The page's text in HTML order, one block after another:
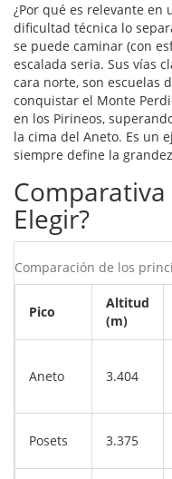
¿Por qué es relevante en
dificultad técnica lo
se puede caminar (con
escalada seria. Sus vías
cara norte, son escuelas
conquistar el Monte
en los Pirineos,
la cima del Aneto. Es un
siempre define la
Comparativa
Elegir?
Comparación de los
Pico
Altitud
(m)
Aneto 3.404
Posets 3.375